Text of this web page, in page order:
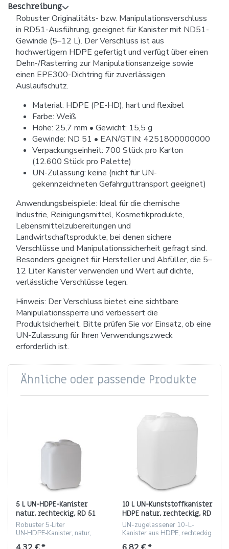
Beschreibung
Robuster Originalitäts- bzw. Manipulationsverschluss
in RD51-Ausführung, geeignet für Kanister mit ND51-
Gewinde (5–12 L). Der Verschluss ist aus
hochwertigem HDPE gefertigt und verfügt über einen
Dehn-/Rasterring zur Manipulationsanzeige sowie
einen EPE300-Dichtring für zuverlässigen
Auslaufschutz.
Material: HDPE (PE-HD), hart und flexibel
Farbe: Weiß
Höhe: 25,7 mm • Gewicht: 15,5 g
Gewinde: ND 51 • EAN/GTIN: 4251800000000
Verpackungseinheit: 700 Stück pro Karton
(12.600 Stück pro Palette)
UN-Zulassung: keine (nicht für UN-
gekennzeichneten Gefahrguttransport geeignet)
Anwendungsbeispiele: Ideal für die chemische
Industrie, Reinigungsmittel, Kosmetikprodukte,
Lebensmittelzubereitungen und
Landwirtschaftsprodukte, bei denen sichere
Verschlüsse und Manipulationssicherheit gefragt sind.
Besonders geeignet für Hersteller und Abfüller, die 5–
12 Liter Kanister verwenden und Wert auf dichte,
verlässliche Verschlüsse legen.
Hinweis: Der Verschluss bietet eine sichtbare
Manipulationssperre und verbessert die
Produktsicherheit. Bitte prüfen Sie vor Einsatz, ob eine
UN-Zulassung für Ihren Verwendungszweck
erforderlich ist.
Ähnliche oder passende Produkte
5 L UN-HDPE-Kanister
natur, rechteckig, RD 51
(ca. 250 g)
Robuster 5‑Liter
UN‑HDPE‑Kanister, natur,
10 L UN-Kunststoffkanister
HDPE natur, rechteckig, RD
51 – 450 g
UN-zugelassener 10-L-
Kanister aus HDPE, rechteckig